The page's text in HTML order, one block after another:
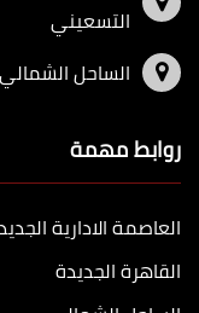
التسعيني
الساحل
روابط مهمة
العاصمة الادارية
القاهرة الجديدة